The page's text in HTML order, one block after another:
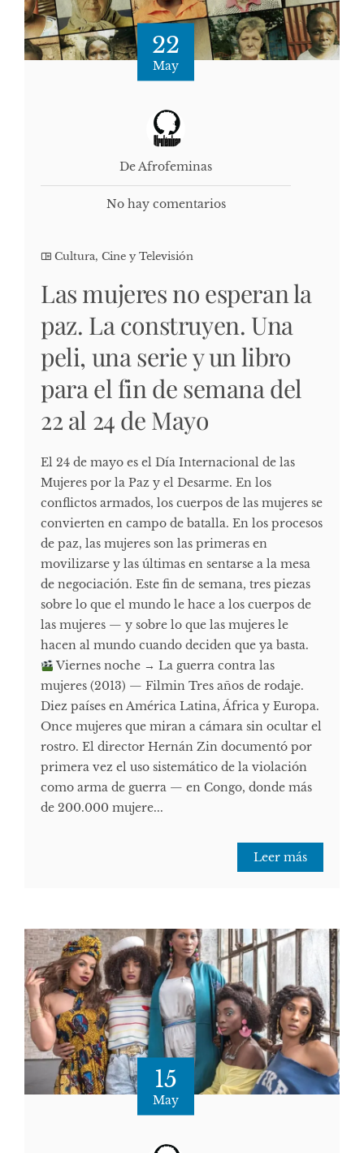
22
May
De Afrofeminas
No hay comentarios
Cultura, Cine y Televisión
Las mujeres no esperan la
paz. La construyen. Una
peli, una serie y un libro
para el fin de semana del
22 al 24 de Mayo
El 24 de mayo es el Día Internacional de las
Mujeres por la Paz y el Desarme. En los
conflictos armados, los cuerpos de las mujeres se
convierten en campo de batalla. En los procesos
de paz, las mujeres son las primeras en
movilizarse y las últimas en sentarse a la mesa
de negociación. Este fin de semana, tres piezas
sobre lo que el mundo le hace a los cuerpos de
las mujeres — y sobre lo que las mujeres le
hacen al mundo cuando deciden que ya basta.
Viernes noche → La guerra contra las
mujeres (2013) — Filmin Tres años de rodaje.
Diez países en América Latina, África y Europa.
Once mujeres que miran a cámara sin ocultar el
rostro. El director Hernán Zin documentó por
primera vez el uso sistemático de la violación
como arma de guerra — en Congo, donde más
de 200.000 mujere...
Leer más
15
May